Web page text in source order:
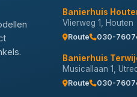
Banierhuis
Vlierweg 1, Houten
Route 030-
Banierhuis
Musicallaan 1,
Route 030-